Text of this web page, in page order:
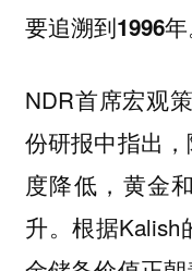
要追溯到1996年
NDR首席宏观
份研报中指出
度降低，黄金
升。根据